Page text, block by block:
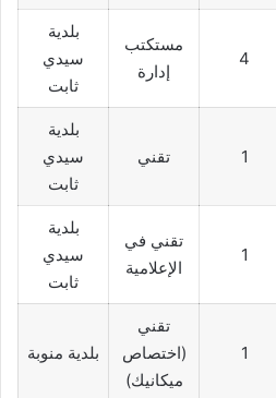
بلدية
سيدي
ثابت
مستكتب
إدارة
4
بلدية
سيدي
ثابت
تقني 1
بلدية
سيدي
ثابت
تقني في
الإعلامية
1
بلدية منوبة
تقني
(اختصاص
ميكانيك)
1